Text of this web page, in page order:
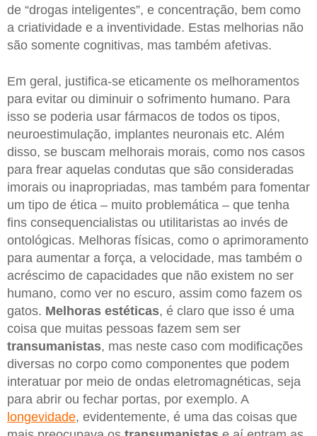
de “drogas inteligentes”, e concentração, bem como
a criatividade e a inventividade. Estas melhorias não
são somente cognitivas, mas também afetivas.
Em geral, justifica-se eticamente os melhoramentos
para evitar ou diminuir o sofrimento humano. Para
isso se poderia usar fármacos de todos os tipos,
neuroestimulação, implantes neuronais etc. Além
disso, se buscam melhorais morais, como nos casos
para frear aquelas condutas que são consideradas
imorais ou inapropriadas, mas também para fomentar
um tipo de ética – muito problemática – que tenha
fins consequencialistas ou utilitaristas ao invés de
ontológicas. Melhoras físicas, como o aprimoramento
para aumentar a força, a velocidade, mas também o
acréscimo de capacidades que não existem no ser
humano, como ver no escuro, assim como fazem os
gatos. Melhoras estéticas, é claro que isso é uma
coisa que muitas pessoas fazem sem ser
transumanistas, mas neste caso com modificações
diversas no corpo como componentes que podem
interatuar por meio de ondas eletromagnéticas, seja
para abrir ou fechar portas, por exemplo. A
longevidade, evidentemente, é uma das coisas que